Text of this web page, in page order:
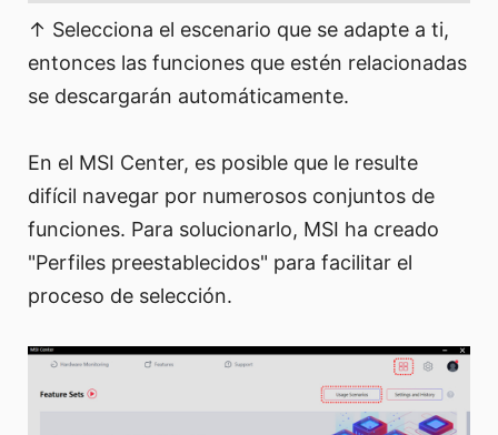
↑ Selecciona el escenario que se adapte a ti,
entonces las funciones que estén relacionadas
se descargarán automáticamente.
En el MSI Center, es posible que le resulte
difícil navegar por numerosos conjuntos de
funciones. Para solucionarlo, MSI ha creado
"Perfiles preestablecidos" para facilitar el
proceso de selección.